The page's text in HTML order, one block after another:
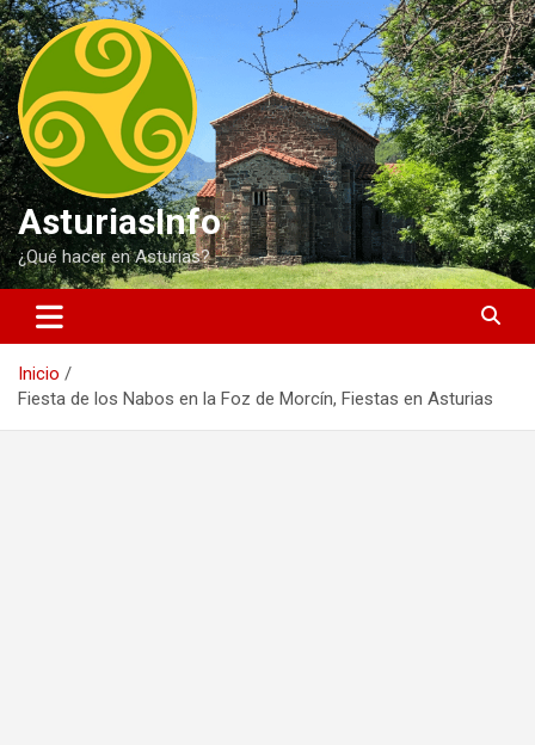
Saltar
al
contenido
AsturiasInfo
¿Qué hacer en Asturias?
Inicio
Fiesta de los Nabos en la Foz de Morcín, Fiestas en Asturias